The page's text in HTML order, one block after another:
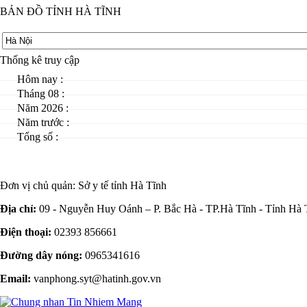
BẢN ĐỒ TỈNH HÀ TĨNH
Thống kê truy cập
Hôm nay :
Tháng 08 :
Năm 2026 :
Năm trước :
Tổng số :
Đơn vị chủ quản: Sở y tế tỉnh Hà Tĩnh
Địa chỉ: 09 - Nguyễn Huy Oánh – P. Bắc Hà - TP.Hà Tĩnh - Tỉnh Hà
Điện thoại: 02393 856661
Đường dây nóng: 0965341616
Email: vanphong.syt@hatinh.gov.vn